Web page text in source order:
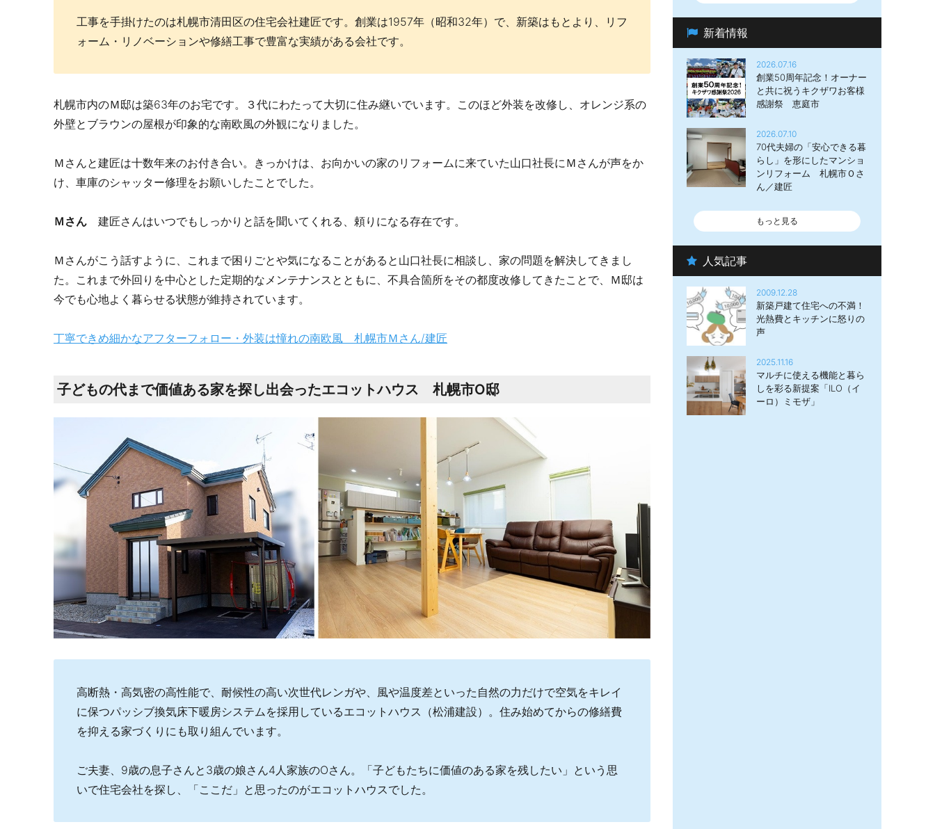
工事を手掛けたのは札幌市清田区の住宅会社建匠です。創業は1957年（昭和32年）で、新築はもとより、リフ
ォーム・リノベーションや修繕工事で豊富な実績がある会社です。
札幌市内のＭ邸は築63年のお宅です。３代にわたって大切に住み継いでいます。このほど外装を改修し、オレンジ系の
外壁とブラウンの屋根が印象的な南欧風の外観になりました。
Ｍさんと建匠は十数年来のお付き合い。きっかけは、お向かいの家のリフォームに来ていた山口社長にＭさんが声をか
け、車庫のシャッター修理をお願いしたことでした。
Ｍさん 建匠さんはいつでもしっかりと話を聞いてくれる、頼りになる存在です。
Ｍさんがこう話すように、これまで困りごとや気になることがあると山口社長に相談し、家の問題を解決してきまし
た。これまで外回りを中心とした定期的なメンテナンスとともに、不具合箇所をその都度改修してきたことで、Ｍ邸は
今でも心地よく暮らせる状態が維持されています。
丁寧できめ細かなアフターフォロー・外装は憧れの南欧風 札幌市Ｍさん/建匠
子どもの代まで価値ある家を探し出会ったエコットハウス 札幌市O邸
高断熱・高気密の高性能で、耐候性の高い次世代レンガや、風や温度差といった自然の力だけで空気をキレイ
に保つパッシブ換気床下暖房システムを採用しているエコットハウス（松浦建設）。住み始めてからの修繕費
を抑える家づくりにも取り組んでいます。
ご夫妻、9歳の息子さんと3歳の娘さん4人家族のOさん。「子どもたちに価値のある家を残したい」という思
いで住宅会社を探し、「ここだ」と思ったのがエコットハウスでした。
新着情報
2026.07.16
創業50周年記念！オーナー
と共に祝うキクザワお客様
感謝祭 恵庭市
2026.07.10
70代夫婦の「安心できる暮
らし」を形にしたマンショ
ンリフォーム 札幌市Ｏさ
ん／建匠
もっと見る
人気記事
2009.12.28
新築戸建て住宅への不満！
光熱費とキッチンに怒りの
声
2025.11.16
マルチに使える機能と暮ら
しを彩る新提案「ILO（イ
ーロ）ミモザ」